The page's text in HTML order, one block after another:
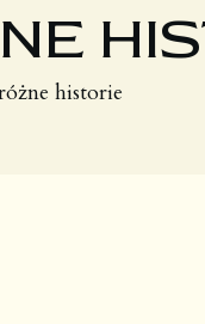
historie